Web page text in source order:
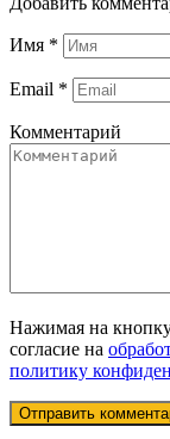
Имя *
Email *
Комментарий
Нажимая на
согласие на
политику